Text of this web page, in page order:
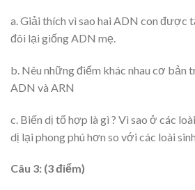
a. Giải thích vì sao hai ADN con được
đôi lại giống ADN mẹ.
b. Nêu những điểm khác nhau cơ bản
ADN và ARN
c. Biến dị tổ hợp là gì ? Vì sao ở các
dị lại phong phú hơn so với các loài
Câu 3: (3 điểm)